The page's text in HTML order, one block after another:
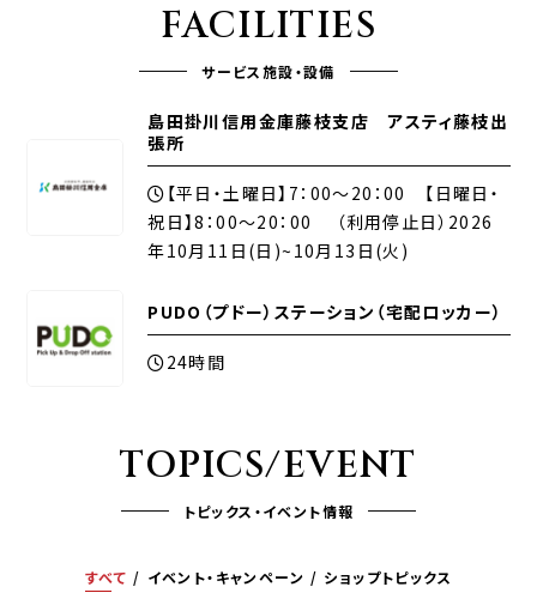
FACILITIES
サービス施設・設備
島田掛川信用金庫藤枝支店 アスティ藤枝出
張所
【平日・土曜日】7：00～20：00 【日曜日・
祝日】8：00～20：00 （利用停止日）2026
年10月11日(日)~10月13日(火)
PUDO（プドー）ステーション（宅配ロッカー）
24時間
TOPICS/EVENT
トピックス・イベント情報
すべて イベント・キャンペーン ショップトピックス